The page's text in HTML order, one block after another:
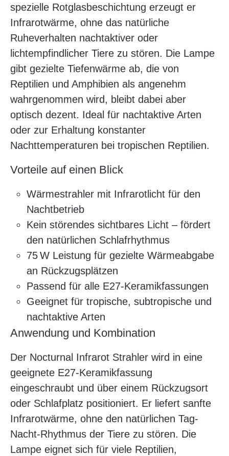
spezielle Rotglasbeschichtung erzeugt er
Infrarotwärme, ohne das natürliche
Ruheverhalten nachtaktiver oder
lichtempfindlicher Tiere zu stören. Die Lampe
gibt gezielte Tiefenwärme ab, die von
Reptilien und Amphibien als angenehm
wahrgenommen wird, bleibt dabei aber
optisch dezent. Ideal für nachtaktive Arten
oder zur Erhaltung konstanter
Nachttemperaturen bei tropischen Reptilien.
Vorteile auf einen Blick
Wärmestrahler mit Infrarotlicht für den
Nachtbetrieb
Kein störendes sichtbares Licht – fördert
den natürlichen Schlafrhythmus
75 W Leistung für gezielte Wärmeabgabe
an Rückzugsplätzen
Passend für alle E27-Keramikfassungen
Geeignet für tropische, subtropische und
nachtaktive Arten
Anwendung und Kombination
Der Nocturnal Infrarot Strahler wird in eine
geeignete E27-Keramikfassung
eingeschraubt und über einem Rückzugsort
oder Schlafplatz positioniert. Er liefert sanfte
Infrarotwärme, ohne den natürlichen Tag-
Nacht-Rhythmus der Tiere zu stören. Die
Lampe eignet sich für viele Reptilien,